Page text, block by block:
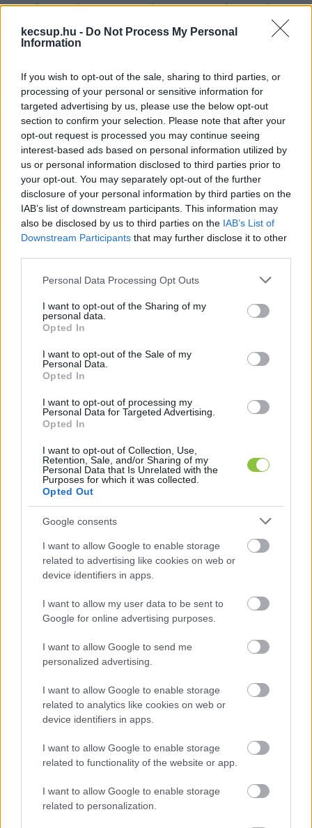
kecsup.hu - Do Not Process My Personal
Information
If you wish to opt-out of the sale, sharing to third parties, or
processing of your personal or sensitive information for
targeted advertising by us, please use the below opt-out
section to confirm your selection. Please note that after your
opt-out request is processed you may continue seeing
interest-based ads based on personal information utilized by
us or personal information disclosed to third parties prior to
your opt-out. You may separately opt-out of the further
disclosure of your personal information by third parties on the
IAB’s list of downstream participants. This information may
also be disclosed by us to third parties on the IAB’s List of
Downstream Participants that may further disclose it to other
Please note that this website/app uses one or more Google
not limited to your visit or usage behaviour. You may click to
grant or deny consent to Google and its third-party tags to
use your data for below specified purposes in below Google
consent section.
Personal Data Processing Opt Outs
I want to opt-out of the Sharing of my
personal data.
Opted In
I want to opt-out of the Sale of my
Personal Data.
Opted In
I want to opt-out of processing my
Personal Data for Targeted Advertising.
Opted In
I want to opt-out of Collection, Use,
Retention, Sale, and/or Sharing of my
Personal Data that Is Unrelated with the
Purposes for which it was collected.
Opted Out
Google consents
I want to allow Google to enable storage
related to advertising like cookies on web or
device identifiers in apps.
I want to allow my user data to be sent to
Google for online advertising purposes.
I want to allow Google to send me
personalized advertising.
I want to allow Google to enable storage
related to analytics like cookies on web or
device identifiers in apps.
I want to allow Google to enable storage
related to functionality of the website or app.
I want to allow Google to enable storage
related to personalization.
rendszerváltó párt, amely még a parlamentben
maradt, most szembenézhet azzal, hogy
ugyanarra a sorsra fog jutni, mint a többiek. Még
megállíthatatlanul beindult. A Fidesznek még
feltehetően van pénze, de már nem ér el vele
semmit. Szervezete egy romhalmazzá vált,
médiája már nem érdekel senkit, lassan a
megszűnés határára jut. Országgyűlési
képviselőséget vállalt új és régi politikusai
nincsenek irigylésre méltó helyzetben. Nehéz
lesz megmagyarázniuk a napvilágra kerülő
önkormányzati képviselőik eddig csak a
„maffiafönök” kormányfő toposzait
ismételgették, az új helyzetben már nincs
mondanivalójuk. Egyre többen végre ki merik
szolidaritási adó kivetésének módja nehéz
helyzetbe hozta a településeket. Persze ez már
elkésett, mert az elmúlt években már lett volna
mód erre. Igaz, Orbán nem tűrte a belső bírálatot,
sőt büntette.
A Polt Péter vezetésével működő
Alkotmánybíróság (AB) 2026. május 6-án
közzétett határozatával visszamenőleges
szolidaritási hozzájárulással kapcsolatos egyes
veszélyhelyzeti kormányrendeleti
rendelkezéseket. Az AB a 15/2026. (II. 3.) Korm.
rendelet azon részeit semmisítette meg,
amelyek megtiltották az önkormányzatoknak,
hogy bíróságon támadják meg az adó kivetését,
illetve amelyek a már folyamatban lévő pereket
is leállíttatták volna.